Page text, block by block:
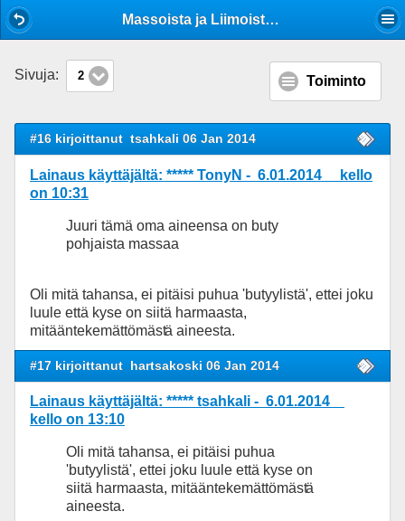
Massoista ja Liimoista + Käytöstä
Sivuja: 2 Toiminto
#16 kirjoittanut tsahkali 06 Jan 2014
Lainaus käyttäjältä: ***** TonyN - 6.01.2014 kello
on 10:31
Juuri tämä oma aineensa on buty
pohjaista massaa
Oli mitä tahansa, ei pitäisi puhua 'butyylistä', ettei joku
luule että kyse on siitä harmaasta,
mitääntekemättömästä aineesta.
#17 kirjoittanut hartsakoski 06 Jan 2014
Lainaus käyttäjältä: ***** tsahkali - 6.01.2014
kello on 13:10
Oli mitä tahansa, ei pitäisi puhua
'butyylistä', ettei joku luule että kyse on
siitä harmaasta, mitääntekemättömästä
aineesta.